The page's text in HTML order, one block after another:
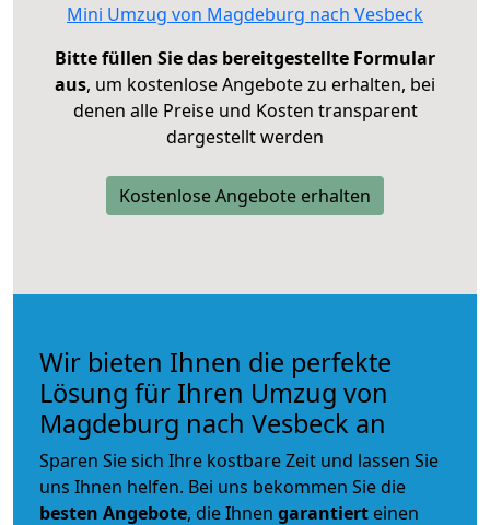
Mini Umzug von Magdeburg nach Vesbeck
Bitte füllen Sie das bereitgestellte Formular
aus, um kostenlose Angebote zu erhalten, bei
denen alle Preise und Kosten transparent
dargestellt werden
Kostenlose Angebote erhalten
Wir bieten Ihnen die perfekte
Lösung für Ihren Umzug von
Magdeburg nach Vesbeck an
Sparen Sie sich Ihre kostbare Zeit und lassen Sie
uns Ihnen helfen. Bei uns bekommen Sie die
besten Angebote, die Ihnen garantiert einen